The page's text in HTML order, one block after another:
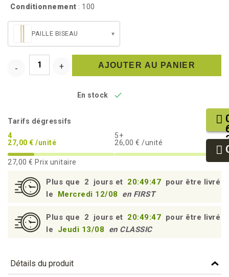
Conditionnement : 100
PAILLE BISEAU ▾
AJOUTER AU PANIER
En stock 
Tarifs dégressifs
4
27,00 € /unité
5+
26,00 € /unité
27,00 € Prix unitaire
Plus que 2 jours et 20:49:46 pour être livré
le
Mercredi 12/08 en FIRST
Plus que 2 jours et 20:49:46 pour être livré
le
Jeudi 13/08 en CLASSIC
Détails du produit